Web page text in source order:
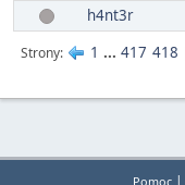
h4nt3r
Strony 1 ... 417 418
Pomoc